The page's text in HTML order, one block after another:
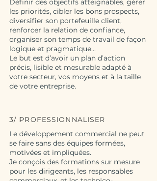
Définir des objectifs atteignables, gérer
les priorités, cibler les bons prospects,
diversifier son portefeuille client,
renforcer la relation de confiance,
organiser son temps de travail de façon
logique et pragmatique…
Le but est d’avoir un plan d’action
précis, lisible et mesurable adapté à
votre secteur, vos moyens et à la taille
de votre entreprise.
3/ PROFESSIONNALISER
Le développement commercial ne peut
se faire sans des équipes formées,
motivées et impliquées.
Je conçois des formations sur mesure
pour les dirigeants, les responsables